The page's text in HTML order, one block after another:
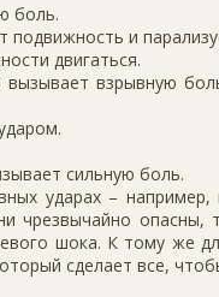
боль.
подвижность и
двигаться.
вызывает взрывную
сильную боль.
ударах – например,
чрезвычайно опасны,
шока. К тому же
сделает все,